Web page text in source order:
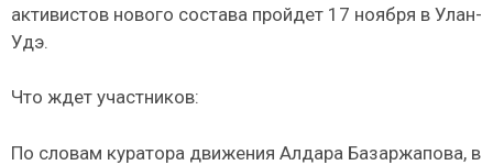
активистов нового состава пройдет 17 ноября в Улан-
Удэ.
Что ждет участников:
По словам куратора движения Алдара Базаржапова, в